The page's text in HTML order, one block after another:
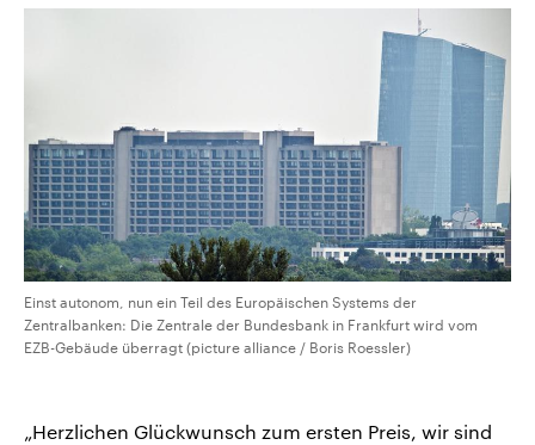
Einst autonom, nun ein Teil des Europäischen Systems der
Zentralbanken: Die Zentrale der Bundesbank in Frankfurt wird vom
EZB-Gebäude überragt (picture alliance / Boris Roessler)
„Herzlichen Glückwunsch zum ersten Preis, wir sind